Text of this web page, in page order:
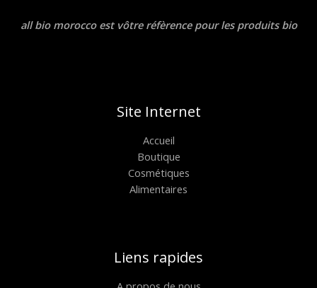
all bio morocco est vôtre réfèrence pour les produits bio
Site Internet
Accueil
Boutique
Cosmétiques
Alimentaires
Liens rapides